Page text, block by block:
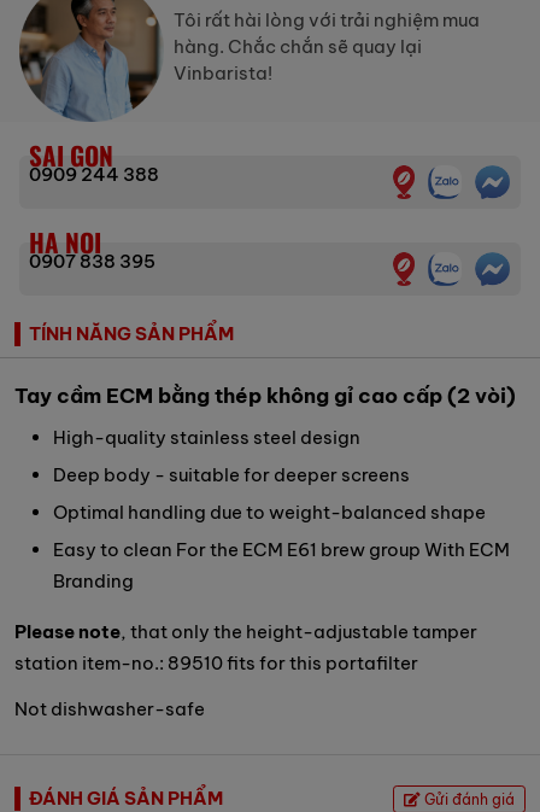
Tôi rất hài lòng với trải nghiệm mua
hàng. Chắc chắn sẽ quay lại
Vinbarista!
SAI GON
0909 244 388
HA NOI
0907 838 395
TÍNH NĂNG SẢN PHẨM
Tay cầm ECM bằng thép không gỉ cao cấp (2 vòi)
High-quality stainless steel design
Deep body - suitable for deeper screens
Optimal handling due to weight-balanced shape
Easy to clean For the ECM E61 brew group With ECM
Branding
Please note, that only the height-adjustable tamper
station item-no.: 89510 fits for this portafilter
Not dishwasher-safe
ĐÁNH GIÁ SẢN PHẨM Gửi đánh giá